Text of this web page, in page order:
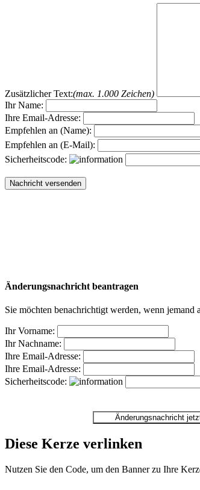
Zusätzlicher Text:(max. 1.000 Zeichen)
Ihr Name:
Ihre Email-Adresse:
Empfehlen an (Name):
Empfehlen an (E-Mail):
Sicherheitscode:
Änderungsnachricht beantragen
Sie möchten benachrichtigt werden, wenn
Ihr Vorname:
Ihr Nachname:
Ihre Email-Adresse:
Ihre Email-Adresse:
Sicherheitscode:
Diese Kerze verlinken
Nutzen Sie den Code, um den Banner zu Ihre